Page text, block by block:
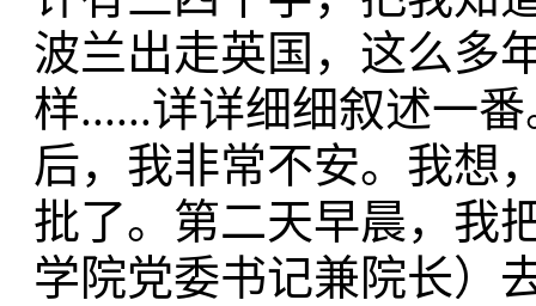
波兰出走英国，这么多
样......详详细细叙述一
后，我非常不安。我想
批了。第二天早晨，我
学院党委书记兼院长）